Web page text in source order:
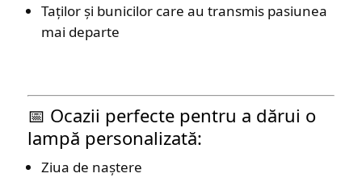
Taților și bunicilor care au transmis pasiunea
mai departe
📅 Ocazii perfecte pentru a dărui o
lampă personalizată:
Ziua de naștere